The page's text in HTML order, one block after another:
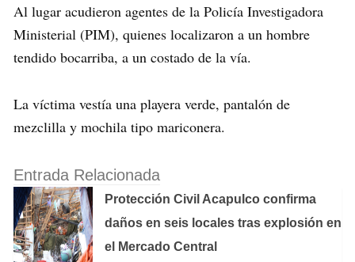
Al lugar acudieron agentes de la Policía Investigadora
Ministerial (PIM), quienes localizaron a un hombre
tendido bocarriba, a un costado de la vía.
La víctima vestía una playera verde, pantalón de
mezclilla y mochila tipo mariconera.
Entrada Relacionada
Protección Civil Acapulco confirma
daños en seis locales tras explosión en
el Mercado Central